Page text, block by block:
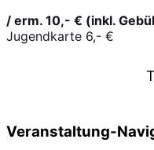
/ erm. 10,- € (inkl.
Jugendkarte 6,- €
Veranstaltung-